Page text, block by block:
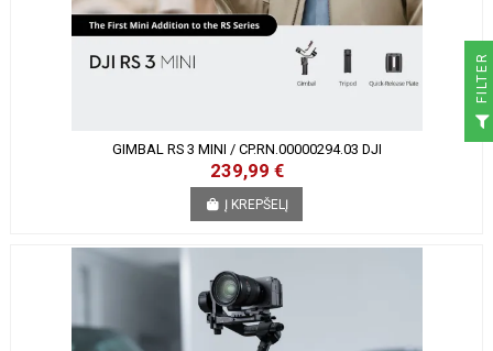
GIMBAL RS 3 MINI / CP.RN.00000294.03 DJI
239,99 €
Į KREPŠELĮ
R